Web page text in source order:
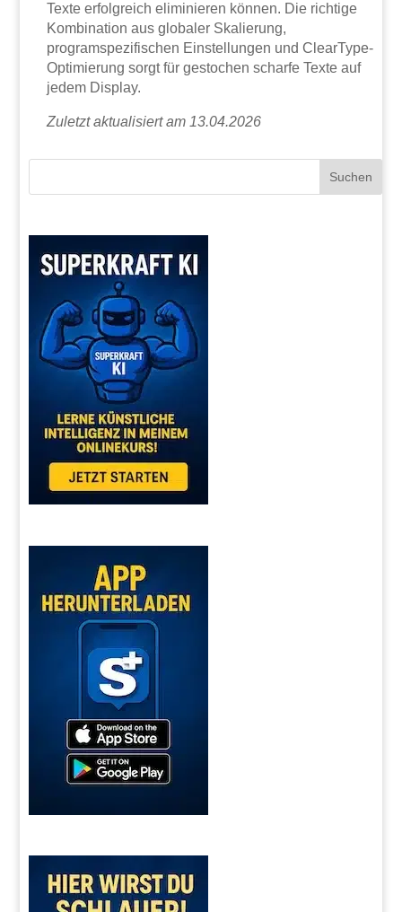
Texte erfolgreich eliminieren können. Die richtige
Kombination aus globaler Skalierung,
programspezifischen Einstellungen und ClearType-
Optimierung sorgt für gestochen scharfe Texte auf
jedem Display.
Zuletzt aktualisiert am 13.04.2026